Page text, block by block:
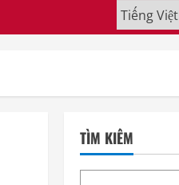
TÌM KIẾM